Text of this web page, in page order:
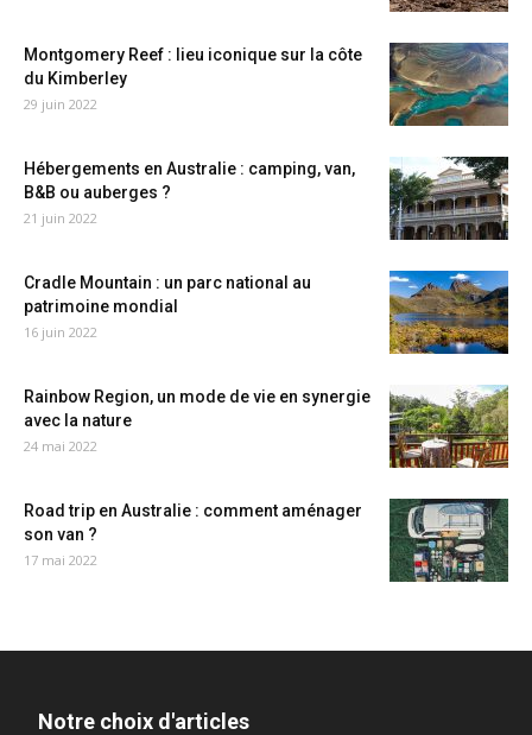
Montgomery Reef : lieu iconique sur la côte
du Kimberley
29 juin 2022
Hébergements en Australie : camping, van,
B&B ou auberges ?
21 juin 2022
Cradle Mountain : un parc national au
patrimoine mondial
16 juin 2022
Rainbow Region, un mode de vie en synergie
avec la nature
24 mai 2022
Road trip en Australie : comment aménager
son van ?
17 mai 2022
Notre choix d'articles